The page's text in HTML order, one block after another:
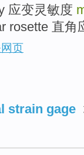
应变灵敏度
rosette 直角
页
strain gage